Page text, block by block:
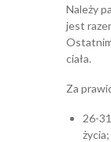
Należy
jest
ciała.
Za
26-
życia;